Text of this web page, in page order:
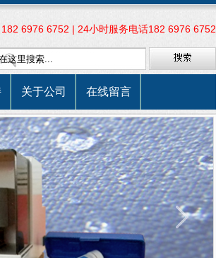
6976 6752 | 24小时服务电话182 6976 6752
关于公司 在线留言